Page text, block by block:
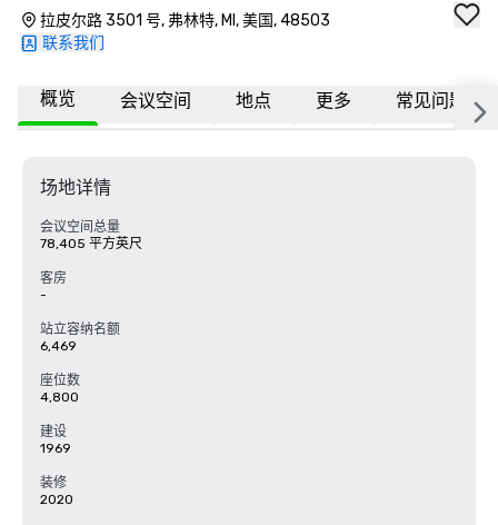
拉皮尔路 3501 号, 弗林特, MI, 美国, 48503
联系我们
概览 会议空间 地点 更多 常见问题
场地详情
会议空间总量
78,405 平方英尺
客房
-
站立容纳名额
6,469
座位数
4,800
建设
1969
装修
2020